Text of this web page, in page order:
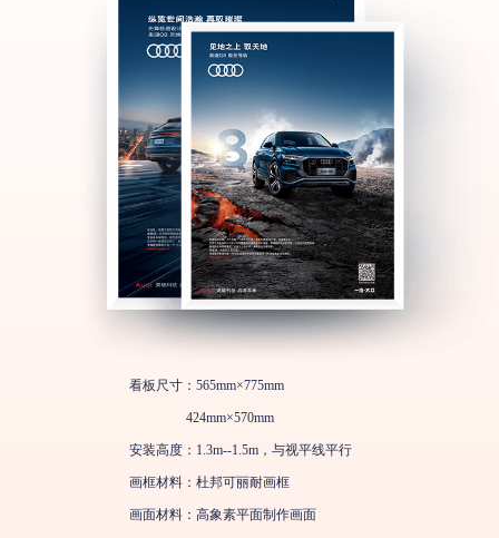
看板尺寸：565mm×775mm
424mm×570mm
安装高度：1.3m--1.5m，与视平线平行
画框材料：杜邦可丽耐画框
画面材料：高象素平面制作画面